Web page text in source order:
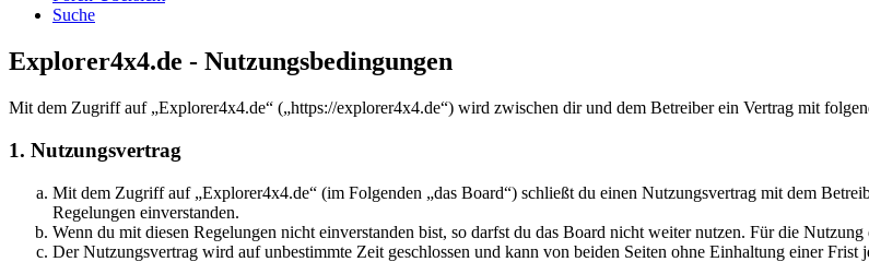
Suche
Explorer4x4.de - Nutzungsbedingungen
Mit dem Zugriff auf „Explorer4x4.de“ („https://explorer4x4.de“) wird zwischen dir und dem Betreiber ein Vertrag mit
1. Nutzungsvertrag
Mit dem Zugriff auf „Explorer4x4.de“ (im Folgenden „das Board“) schließt du einen Nutzungsvertrag mit dem
Regelungen einverstanden.
Wenn du mit diesen Regelungen nicht einverstanden bist, so darfst du das Board nicht weiter nutzen. Für die
Der Nutzungsvertrag wird auf unbestimmte Zeit geschlossen und kann von beiden Seiten ohne Einhaltung einer Frist